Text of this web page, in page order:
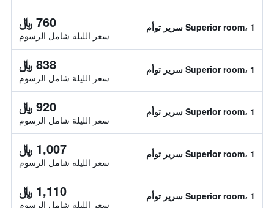
Superior room، 1 سرير توأم 760 ﷼
سعر الليلة شامل الرسوم
Superior room، 1 سرير توأم 838 ﷼
سعر الليلة شامل الرسوم
Superior room، 1 سرير توأم 920 ﷼
سعر الليلة شامل الرسوم
Superior room، 1 سرير توأم 1,007 ﷼
سعر الليلة شامل الرسوم
Superior room، 1 سرير توأم 1,110 ﷼
سعر الليلة شامل الرسوم